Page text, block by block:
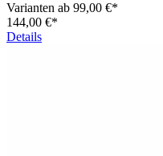
Varianten ab 99,00 €*
144,00 €*
Details